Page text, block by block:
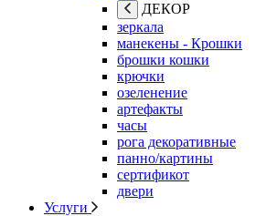
ДЕКОР
зеркала
манекены - Крошки
брошки кошки
крючки
озеленение
артефакты
часы
рога декоративные
панно/картины
сертификот
двери
Услуги